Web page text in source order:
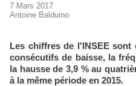
7 Mars 2017
Antoine Balduino
Les chiffres de l'INSEE
consécutifs de baisse, la
la hausse de 3,9 % au
à la même période en 2015.